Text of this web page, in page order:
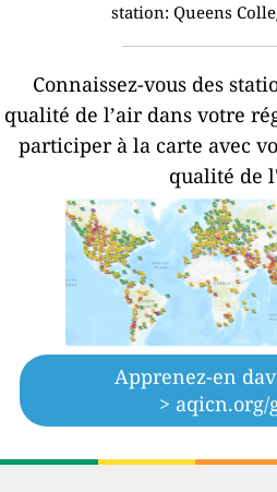
station: Queens
Connaissez-vous des
qualité de l’air dans votre
participer à la carte avec
qualité de
Apprenez-en
> aqicn.org/